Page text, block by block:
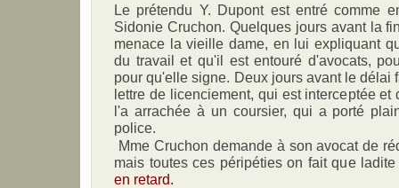
Le prétendu Y. Dupont est entré comme
Sidonie Cruchon. Quelques jours avant la
menace la vieille dame, en lui expliquant
du travail et qu'il est entouré d'avocats,
pour qu'elle signe. Deux jours avant le délai
lettre de licenciement, qui est interceptée et
l'a arrachée à un coursier, qui a porté
police.
Mme Cruchon demande à son avocat de
mais toutes ces péripéties on fait que
en retard.